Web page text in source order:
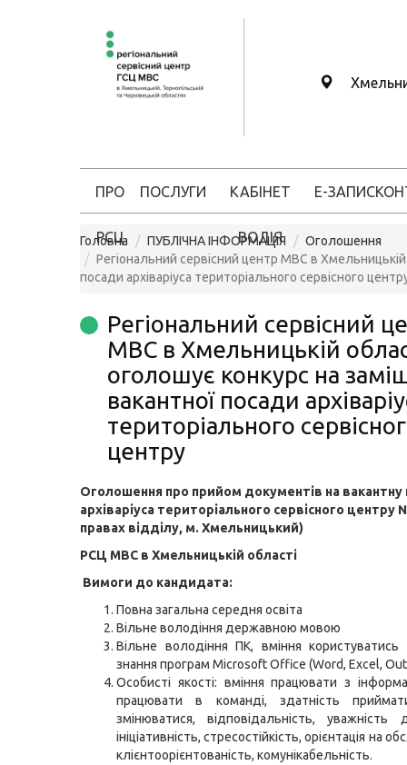
ПРО
РСЦ
ПОСЛУГИ КАБІНЕТ
ВОДІЯ
Е-ЗАПИС
Головна ПУБЛІЧНА ІНФОРМАЦІЯ
Оголошення
Регіональний сервісний центр МВС в
посади архіваріуса територіального сервісного
Регіональний сервісний
МВС в Хмельницькій
оголошує конкурс на
вакантної посади
територіального
центру
Оголошення про прийом документів на вакантну
архіваріуса територіального сервісного центру
правах відділу, м. Хмельницький)
РСЦ МВС в Хмельницькій області
Вимоги до кандидата:
Повна загальна середня освіта
Вільне володіння державною мовою
Вільне володіння ПК, вміння користуватись
знання програм Microsoft Office (Word, Excel,
Особисті якості: вміння працювати з
працювати в команді, здатність
змінюватися, відповідальність,
ініціативність, стресостійкість, орієнтація на
клієнтоорієнтованість, комунікабельність.